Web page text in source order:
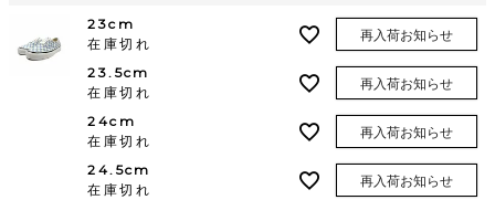
23cm
在庫切れ
再入荷お知らせ
23.5cm
在庫切れ
再入荷お知らせ
24cm
在庫切れ
再入荷お知らせ
24.5cm
在庫切れ
再入荷お知らせ